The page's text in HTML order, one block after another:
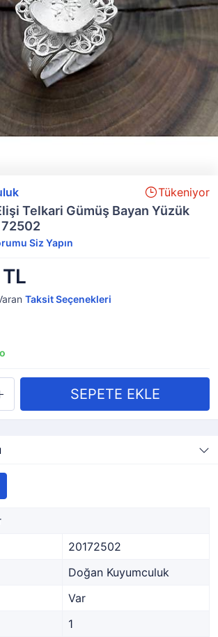
Tükeniyor
Telkari Gümüş Bayan Yüzük
Siz Yapın
Taksit Seçenekleri
20172502
Doğan Kuyumculuk
Var
1